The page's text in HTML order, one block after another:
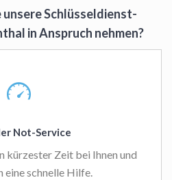
Schlüsseldienst-
in Anspruch nehmen?
Not-Service
kürzester Zeit bei Ihnen und
eine schnelle Hilfe.